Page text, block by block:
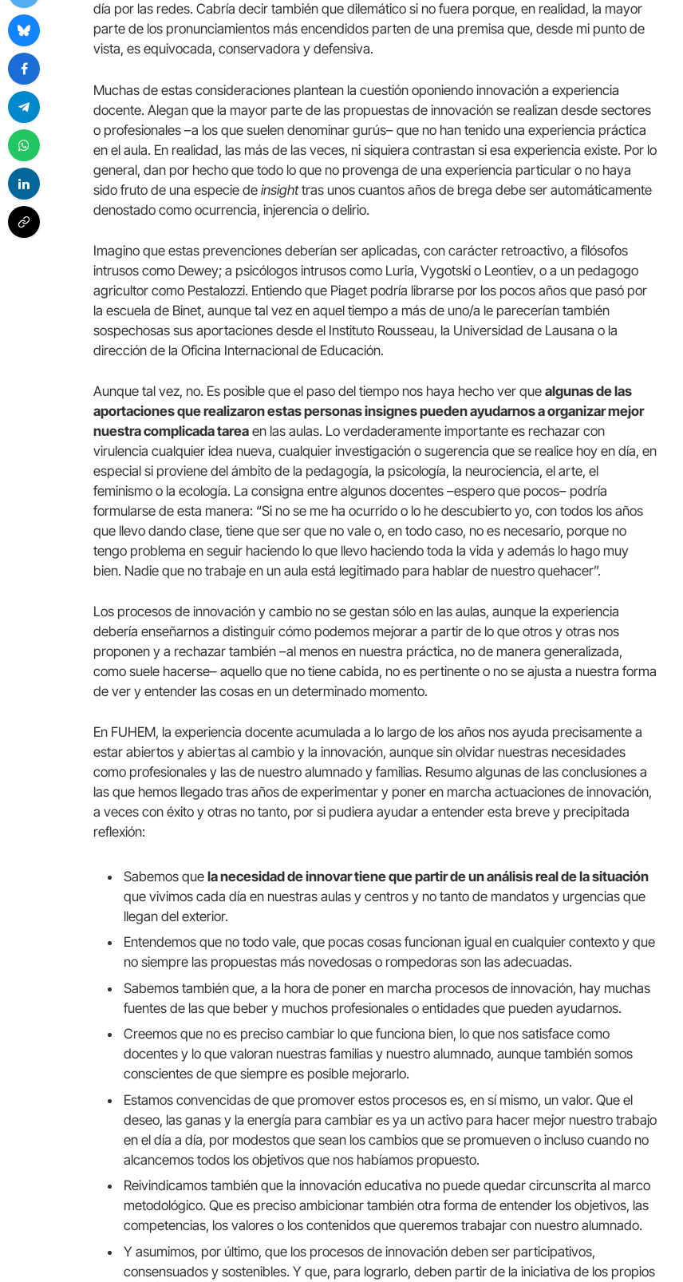
día por las redes. Cabría decir también que dilemático si no fuera porque, en realidad, la mayor
parte de los pronunciamientos más encendidos parten de una premisa que, desde mi punto de
vista, es equivocada, conservadora y defensiva.
Muchas de estas consideraciones plantean la cuestión oponiendo innovación a experiencia
docente. Alegan que la mayor parte de las propuestas de innovación se realizan desde sectores
o profesionales –a los que suelen denominar gurús– que no han tenido una experiencia práctica
en el aula. En realidad, las más de las veces, ni siquiera contrastan si esa experiencia existe. Por lo
general, dan por hecho que todo lo que no provenga de una experiencia particular o no haya
sido fruto de una especie deinsighttras unos cuantos años de brega debe ser automáticamente
denostado como ocurrencia, injerencia o delirio.
Imagino que estas prevenciones deberían ser aplicadas, con carácter retroactivo, a filósofos
intrusos como Dewey; a psicólogos intrusos como Luria, Vygotski o Leontiev, o a un pedagogo
agricultor como Pestalozzi. Entiendo que Piaget podría librarse por los pocos años que pasó por
la escuela de Binet, aunque tal vez en aquel tiempo a más de uno/a le parecerían también
sospechosas sus aportaciones desde el Instituto Rousseau, la Universidad de Lausana o la
dirección de la Oficina Internacional de Educación.
Aunque tal vez, no. Es posible que el paso del tiempo nos haya hecho ver quealgunas de las
aportaciones que realizaron estas personas insignes pueden ayudarnos a organizar mejor
nuestra complicada tarea en las aulas. Lo verdaderamente importante es rechazar con
virulencia cualquier idea nueva, cualquier investigación o sugerencia que se realice hoy en día, en
especial si proviene del ámbito de la pedagogía, la psicología, la neurociencia, el arte, el
feminismo o la ecología. La consigna entre algunos docentes –espero que pocos– podría
formularse de esta manera: “Si no se me ha ocurrido o lo he descubierto yo, con todos los años
que llevo dando clase, tiene que ser que no vale o, en todo caso, no es necesario, porque no
tengo problema en seguir haciendo lo que llevo haciendo toda la vida y además lo hago muy
bien. Nadie que no trabaje en un aula está legitimado para hablar de nuestro quehacer”.
Los procesos de innovación y cambio no se gestan sólo en las aulas, aunque la experiencia
debería enseñarnos a distinguir cómo podemos mejorar a partir de lo que otros y otras nos
proponen y a rechazar también –al menos en nuestra práctica, no de manera generalizada,
como suele hacerse– aquello que no tiene cabida, no es pertinente o no se ajusta a nuestra forma
de ver y entender las cosas en un determinado momento.
En FUHEM, la experiencia docente acumulada a lo largo de los años nos ayuda precisamente a
estar abiertos y abiertas al cambio y la innovación, aunque sin olvidar nuestras necesidades
como profesionales y las de nuestro alumnado y familias. Resumo algunas de las conclusiones a
las que hemos llegado tras años de experimentar y poner en marcha actuaciones de innovación,
a veces con éxito y otras no tanto, por si pudiera ayudar a entender esta breve y precipitada
reflexión:
Sabemos quela necesidad de innovar tiene que partir de un análisis real de la situación
que vivimos cada día en nuestras aulas y centros y no tanto de mandatos y urgencias que
llegan del exterior.
Entendemos que no todo vale, que pocas cosas funcionan igual en cualquier contexto y que
no siempre las propuestas más novedosas o rompedoras son las adecuadas.
Sabemos también que, a la hora de poner en marcha procesos de innovación, hay muchas
fuentes de las que beber y muchos profesionales o entidades que pueden ayudarnos.
Creemos que no es preciso cambiar lo que funciona bien, lo que nos satisface como
docentes y lo que valoran nuestras familias y nuestro alumnado, aunque también somos
conscientes de que siempre es posible mejorarlo.
Estamos convencidas de que promover estos procesos es, en sí mismo, un valor. Que el
deseo, las ganas y la energía para cambiar es ya un activo para hacer mejor nuestro trabajo
en el día a día, por modestos que sean los cambios que se promueven o incluso cuando no
alcancemos todos los objetivos que nos habíamos propuesto.
Reivindicamos también que la innovación educativa no puede quedar circunscrita al marco
metodológico. Que es preciso ambicionar también otra forma de entender los objetivos, las
competencias, los valores o los contenidos que queremos trabajar con nuestro alumnado.
Y asumimos, por último, que los procesos de innovación deben ser participativos,
consensuados y sostenibles. Y que, para lograrlo, deben partir de la iniciativa de los propios